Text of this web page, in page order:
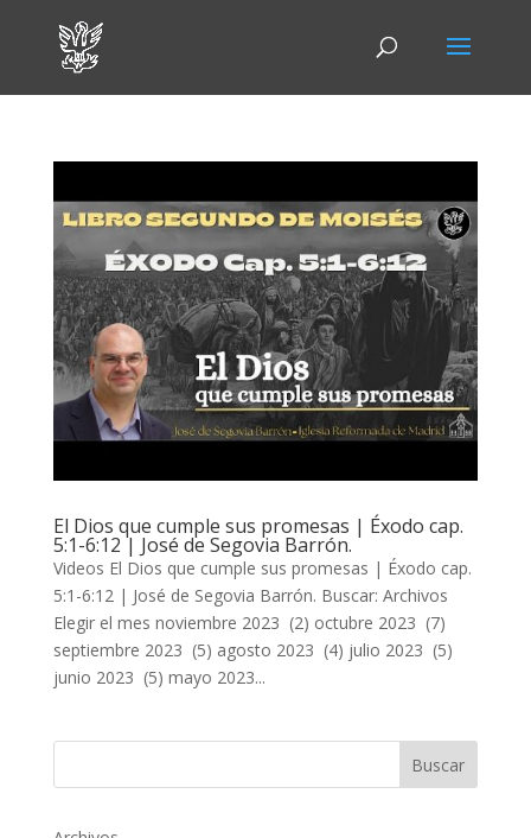
El Dios que cumple sus promesas | Éxodo cap.
5:1-6:12 | José de Segovia Barrón.
Videos El Dios que cumple sus promesas | Éxodo cap.
5:1-6:12 | José de Segovia Barrón. Buscar: Archivos
Elegir el mes noviembre 2023 (2) octubre 2023 (7)
septiembre 2023 (5) agosto 2023 (4) julio 2023 (5)
junio 2023 (5) mayo 2023...